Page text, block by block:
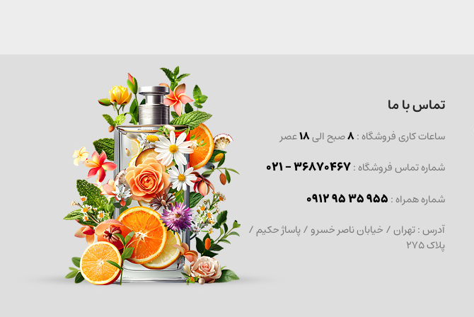
تماس با ما
ساعات کاری فروشگاه :8صبح الی18عصر
شماره تماس فروشگاه :36870467 - 021
0912 95 35 955 : شماره همراه
آدرس : تهران / خیابان ناصر خسرو / پاساژ حکیم /
پلاک 275